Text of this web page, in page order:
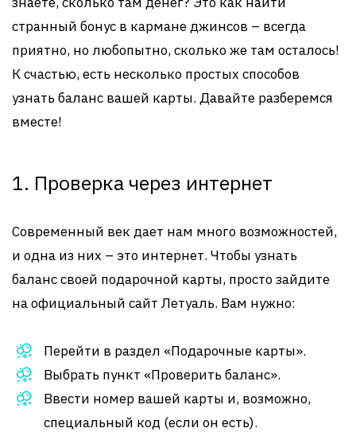
странный бонус в кармане джинсов – всегда
приятно, но любопытно, сколько же там осталось!
К счастью, есть несколько простых способов
узнать баланс вашей карты. Давайте разберемся
вместе!
1. Проверка через интернет
Современный век дает нам много возможностей,
и одна из них – это интернет. Чтобы узнать
баланс своей подарочной карты, просто зайдите
на официальный сайт Летуаль. Вам нужно:
Перейти в раздел «Подарочные карты».
Выбрать пункт «Проверить баланс».
Ввести номер вашей карты и, возможно,
специальный код (если он есть).